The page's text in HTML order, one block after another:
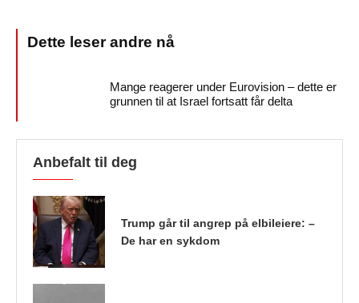
Mange reagerer under Eurovision – dette er
grunnen til at Israel fortsatt får delta
Anbefalt til deg
Trump går til angrep på elbileiere: –
De har en sykdom